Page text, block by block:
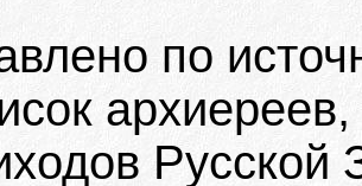
по
Русской